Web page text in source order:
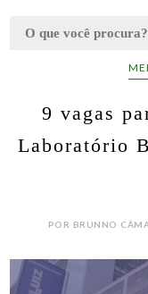
9 vagas
Laboratório
POR BRUNNO